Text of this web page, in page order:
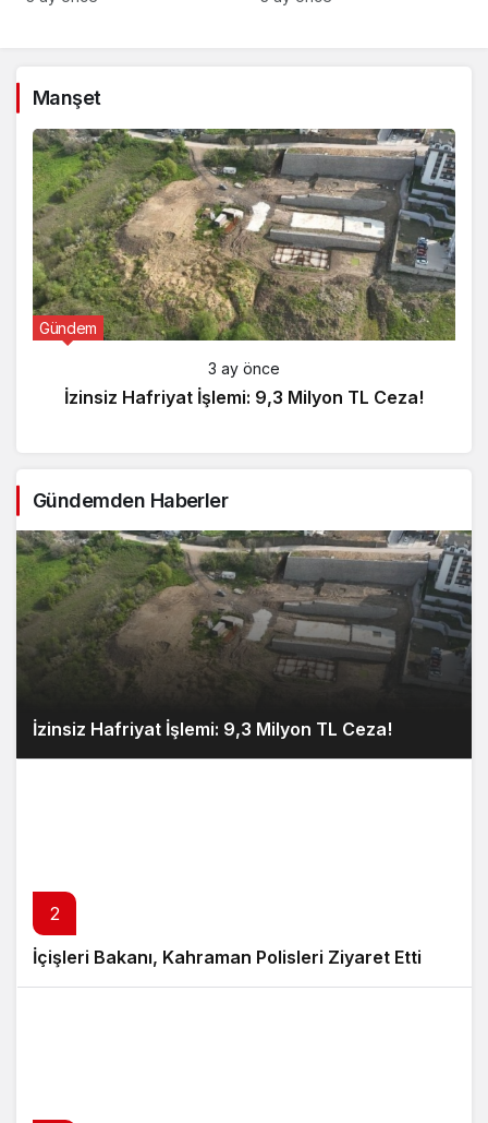
Manşet
Gündem
3 ay önce
İzinsiz Hafriyat İşlemi: 9,3 Milyon TL Ceza!
Gündemden Haberler
İzinsiz Hafriyat İşlemi: 9,3 Milyon TL Ceza!
2
İçişleri Bakanı, Kahraman Polisleri Ziyaret Etti